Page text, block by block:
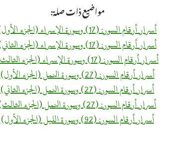
مواضيع ذات صلة:
أسرار أرقام السور: (17) وسورة الإسراء (الجزء الأول)
أسرار أرقام السور: (17) وسورة الإسراء (الجزء الثاني)
أسرار أرقام السور: (17) وسورة الإسراء (الجزء الثالث)
أسرار أرقام السور: (27) وسورة النمل (الجزء الأول)
أسرار أرقام السور: (27) وسورة النمل (الجزء الثاني)
أسرار أرقام السور: (27) وسورة النمل (الجزء الثالث)
أسرار أرقام السور: (92) وسورة الليل (الجزء الأول)